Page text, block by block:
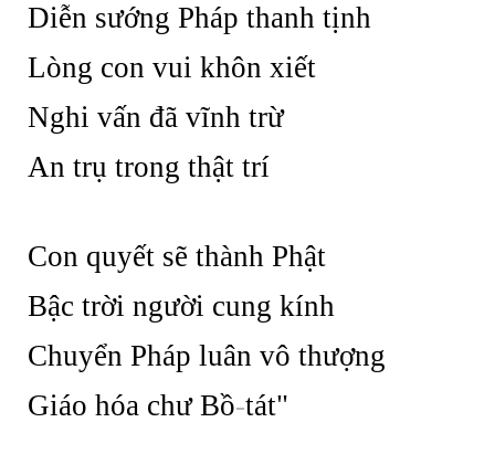
Diễn sướng Pháp thanh tịnh
Lòng con vui khôn xiết
Nghi vấn đã vĩnh trừ
An trụ trong thật trí
Con quyết sẽ thành Phật
Bậc trời người cung kính
Chuyển Pháp luân vô thượng
Giáo hóa chư Bồ-tát"